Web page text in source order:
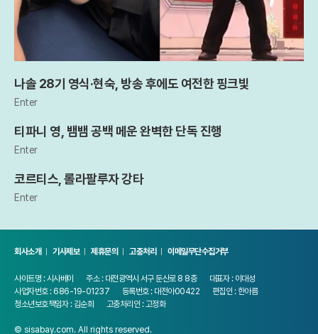
나솔 28기 영식·현숙, 방송 후에도 여전한 핑크빛
Enter
티파니 영, 뱀뱀 공백 메운 완벽한 단독 진행
Enter
코르티스, 롤라팔루자 강타
Enter
회사소개 기사제보 제휴문의 고충처리 이메일무단수집거부
사이트명 : 시사베이 주소 : 대전광역시 서구 둔산로 8 8층
대표자 : 이대성
사업자번호 : 686-19-01237
등록번호 : 대전아00422
편집인 : 한아름
청소년보호책임자 : 김순희
고충처리인 : 고정화
© sisabay.com. All rights reserved.